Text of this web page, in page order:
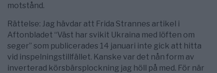
motstånd.
Rättelse: Jag hävdar att Frida Strannes artikel i
Aftonbladet “Väst har svikit Ukraina med löften om
seger” som publicerades 14 januari inte gick att hitta
vid inspelningstillfället. Kanske var det nån form av
inverterad körsbärsplockning jag höll på med. För när